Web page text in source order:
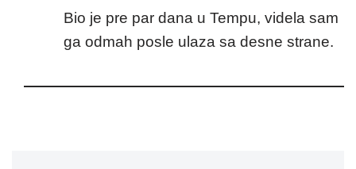
Bio je pre par dana u Tempu, videla sam
ga odmah posle ulaza sa desne strane.